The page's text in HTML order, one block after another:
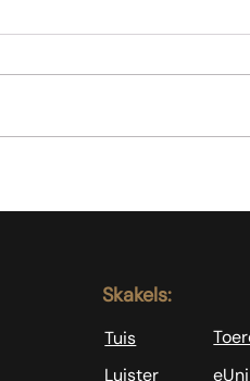
Skakels:
Tuis
Luister
eUni